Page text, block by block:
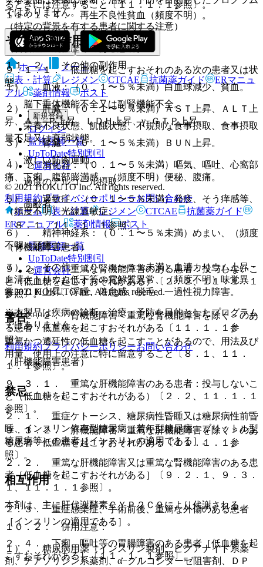
るときには注意すること〔１１．１．１参照〕。
（特定の背景を有する患者に関する注意）
（合併症・既往歴等のある患者）
９．１．１． 低血糖を起こすおそれのある次の患者又は状
態。
・ 脳下垂体機能不全又は副腎機能不全。
・ 栄養不良状態、飢餓状態、不規則な食事摂取、食事摂取
量不足又は衰弱状態。
・ 激しい筋肉運動。
・ 過度のアルコール摂取。
・ 高齢者。
〔８．１、１１．１．１参照〕。
（腎機能障害患者）
９．２．１． 重篤な腎機能障害のある患者：投与しないこ
と（低血糖を起こすおそれがある）〔２．２、１１．１．１
参照〕。
９．２．２． 腎機能障害＜重篤な腎機能障害を除く＞のあ
る患者：低血糖を起こすおそれがある〔１１．１．１参
照〕。
（肝機能障害患者）
９．３．１． 重篤な肝機能障害のある患者：投与しないこ
と（低血糖を起こすおそれがある）〔２．２、１１．１．１
参照〕。
９．３．２． 肝機能障害＜重篤な肝機能障害を除く＞のあ
る患者：低血糖を起こすおそれがある〔１１．１．１参
照〕。
相互作用
本剤は、主に肝代謝酵素ＣＹＰ２Ｃ９により代謝される。
１０．２． 併用注意：
１）． 糖尿病用薬（インスリン製剤、ビグアナイド系薬
剤、チアゾリジン系薬剤、α−グルコシダーゼ阻害剤、ＤＰ
１１．１．４． 再生不良性貧血（頻度不明）。
その他の副作用
１１．２． その他の副作用
１）． 血液：（０．１〜５％未満）白血球減少、貧血。
２）． 肝臓：（０．１〜５％未満）ＡＳＴ上昇、ＡＬＴ上
昇、Ａｌ−Ｐ上昇、ＬＤＨ上昇、γ−ＧＴＰ上昇。
３）． 腎臓：（０．１〜５％未満）ＢＵＮ上昇。
４）． 消化器：（０．１〜５％未満）嘔気、嘔吐、心窩部
痛、下痢、腹部膨満感、（頻度不明）便秘、腹痛。
５）． 過敏症：（０．１〜５％未満）発疹、そう痒感等、
（頻度不明）光線過敏症。
６）． 精神神経系：（０．１〜５％未満）めまい、（頻度
不明）頭痛。
７）． その他：（０．１〜５％未満）血清カリウム上昇・
血清ナトリウム低下等の電解質異常、（頻度不明）味覚異
常、ＣＫ上昇、浮腫、倦怠感、脱毛、一過性視力障害。
警告
重篤かつ遷延性の低血糖を起こすことがあるので、用法及び
用量、使用上の注意に特に留意すること〔８．１、１１．
１．１参照〕。
禁忌
２．１． 重症ケトーシス、糖尿病性昏睡又は糖尿病性前昏
睡、インスリン依存型糖尿病（若年型糖尿病、ブリットル型
糖尿病等）の患者［インスリンの適用である］。
２．２． 重篤な肝機能障害又は重篤な腎機能障害のある患
者［低血糖を起こすおそれがある］〔９．２．１、９．３．
１、１１．１．１参照〕。
２．３． 重症感染症、手術前後、重篤な外傷のある患者
［インスリンの適用である］。
２．４． 下痢、嘔吐等の胃腸障害のある患者［低血糖を起
こすおそれがある］〔１１．１．１参照〕。
ではありません。
ホーム
ノート
表・計算
レジメン CTCAE 抗菌薬ガイド
ERマニュ
アル
薬剤情報 ポスト
新規登録
ログイン
監修医師一覧
UpToDate特別割引
運営会社
© 2021 HOKUTO Inc. All rights reserved.
利用規約プライバシーポリシーお問い合わせ
ホーム
表・計算 レジメン CTCAE
抗菌薬ガイド
ERマニュアル
薬剤情報 ポスト
監修医師一覧
UpToDate特別割引
運営会社
© 2021 HOKUTO Inc. All rights reserved.
※本製品は疾病の診断・治療・予防を目的としたプログラム
ではありません。
利用規約プライバシーポリシーお問い合わせ